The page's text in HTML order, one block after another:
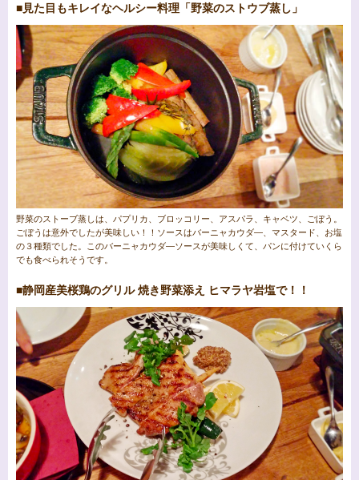
■見た目もキレイなヘルシー料理「野菜のストウブ蒸し」
野菜のストーブ蒸しは、パプリカ、ブロッコリー、アスパラ、キャベツ、ごぼう。
ごぼうは意外でしたが美味しい！！ソースはバーニャカウダ―、マスタード、お塩
の３種類でした。このバーニャカウダ―ソースが美味しくて、パンに付けていくら
でも食べられそうです。
■静岡産美桜鶏のグリル 焼き野菜添え ヒマラヤ岩塩で！！